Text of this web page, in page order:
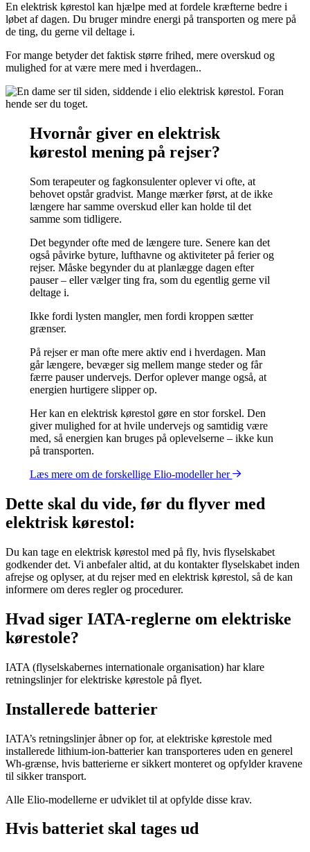
En elektrisk kørestol kan hjælpe med at fordele kræfterne bedre i
løbet af dagen. Du bruger mindre energi på transporten og mere på
de ting, du gerne vil deltage i.
For mange betyder det faktisk større frihed, mere overskud og
mulighed for at være mere med i hverdagen..
Hvornår giver en elektrisk
kørestol mening på rejser?
Som terapeuter og fagkonsulenter oplever vi ofte, at
behovet opstår gradvist. Mange mærker først, at de ikke
længere har samme overskud eller kan holde til det
samme som tidligere.
Det begynder ofte med de længere ture. Senere kan det
også påvirke byture, lufthavne og aktiviteter på ferier og
rejser. Måske begynder du at planlægge dagen efter
pauser – eller vælger ting fra, som du egentlig gerne vil
deltage i.
Ikke fordi lysten mangler, men fordi kroppen sætter
grænser.
På rejser er man ofte mere aktiv end i hverdagen. Man
går længere, bevæger sig mellem mange steder og får
færre pauser undervejs. Derfor oplever mange også, at
energien hurtigere slipper op.
Her kan en elektrisk kørestol gøre en stor forskel. Den
giver mulighed for at hvile undervejs og samtidig være
med, så energien kan bruges på oplevelserne – ikke kun
på transporten.
Læs mere om de forskellige Elio-modeller her
Dette skal du vide, før du flyver med
elektrisk kørestol:
Du kan tage en elektrisk kørestol med på fly, hvis flyselskabet
godkender det. Vi anbefaler altid, at du kontakter flyselskabet inden
afrejse og oplyser, at du rejser med en elektrisk kørestol, så de kan
informere om deres regler og procedurer.
Hvad siger IATA-reglerne om elektriske
kørestole?
IATA (flyselskabernes internationale organisation) har klare
retningslinjer for elektriske kørestole på flyet.
Installerede batterier
IATA’s retningslinjer åbner op for, at elektriske kørestole med
installerede lithium-ion-batterier kan transporteres uden en generel
Wh-grænse, hvis batterierne er sikkert monteret og opfylder kravene
til sikker transport.
Alle Elio-modellerne er udviklet til at opfylde disse krav.
Hvis batteriet skal tages ud